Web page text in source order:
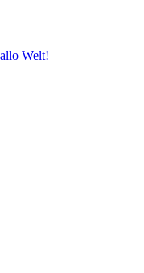
Welt!